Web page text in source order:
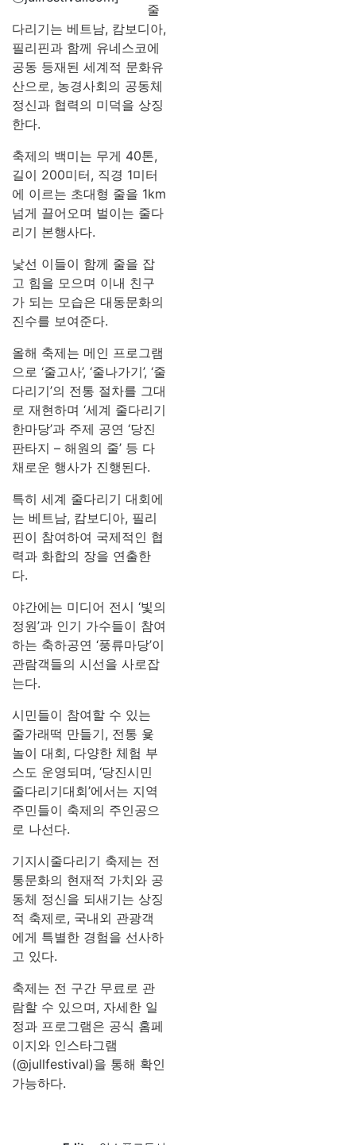
줄
다리기는 베트남, 캄보디아,
필리핀과 함께 유네스코에
공동 등재된 세계적 문화유
산으로, 농경사회의 공동체
정신과 협력의 미덕을 상징
한다.
축제의 백미는 무게 40톤,
길이 200미터, 직경 1미터
에 이르는 초대형 줄을 1km
넘게 끌어오며 벌이는 줄다
리기 본행사다.
낯선 이들이 함께 줄을 잡
고 힘을 모으며 이내 친구
가 되는 모습은 대동문화의
진수를 보여준다.
올해 축제는 메인 프로그램
으로 ‘줄고사’, ‘줄나가기’, ‘줄
다리기’의 전통 절차를 그대
로 재현하며 ‘세계 줄다리기
한마당’과 주제 공연 ‘당진
판타지 – 해원의 줄’ 등 다
채로운 행사가 진행된다.
특히 세계 줄다리기 대회에
는 베트남, 캄보디아, 필리
핀이 참여하여 국제적인 협
력과 화합의 장을 연출한
다.
야간에는 미디어 전시 ‘빛의
정원’과 인기 가수들이 참여
하는 축하공연 ‘풍류마당’이
관람객들의 시선을 사로잡
는다.
시민들이 참여할 수 있는
줄가래떡 만들기, 전통 윷
놀이 대회, 다양한 체험 부
스도 운영되며, ‘당진시민
줄다리기대회’에서는 지역
주민들이 축제의 주인공으
로 나선다.
기지시줄다리기 축제는 전
통문화의 현재적 가치와 공
동체 정신을 되새기는 상징
적 축제로, 국내외 관광객
에게 특별한 경험을 선사하
고 있다.
축제는 전 구간 무료로 관
람할 수 있으며, 자세한 일
정과 프로그램은 공식 홈페
이지와 인스타그램
(@jullfestival)을 통해 확인
가능하다.